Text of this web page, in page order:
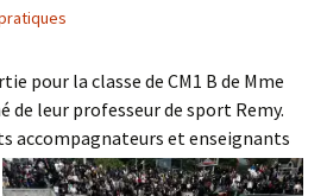
pour la classe de CM1 B de Mme
de leur professeur de sport Remy.
accompagnateurs et enseignants